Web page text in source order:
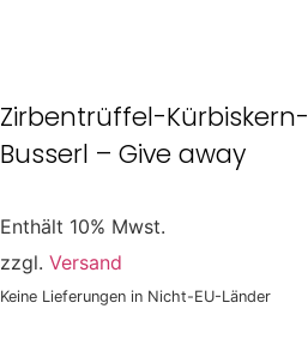
Zirbentrüffel-Kürbiskern-
Busserl – Give away
Enthält 10% Mwst.
zzgl. Versand
Keine Lieferungen in Nicht-EU-Länder